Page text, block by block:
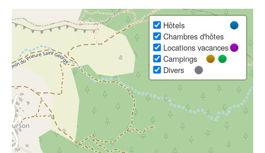
Hôtels
Chambres d'hôtes
Locations vacances
Campings
Divers